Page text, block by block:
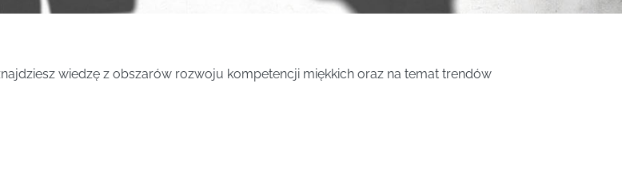
wiedzę z obszarów rozwoju kompetencji miękkich oraz na temat trendów